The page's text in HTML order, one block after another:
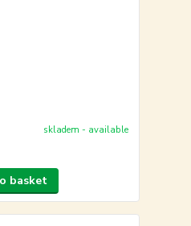
skladem - available
basket